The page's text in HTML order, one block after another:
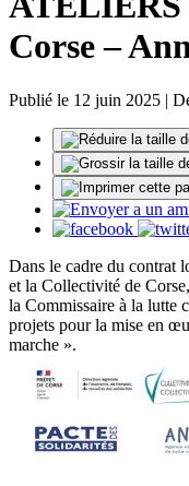
Corse –
Publié le 12 juin 2025 |
Dans le cadre du contrat
et la Collectivité de
la Commissaire à la lutte
projets pour la mise en
marche ».